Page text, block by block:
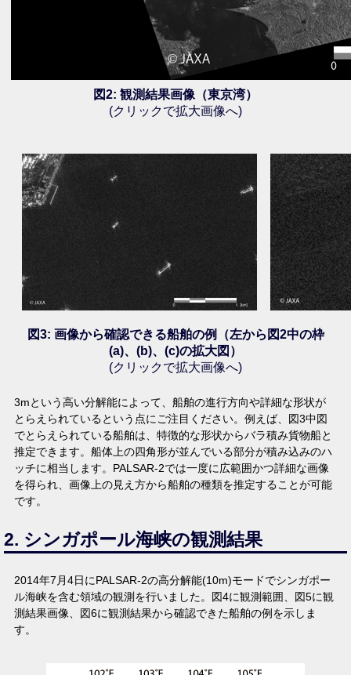
図2: 観測結果画像（東京湾）
(クリックで拡大画像へ)
図3: 画像から確認できる船舶の例（左から図2中の枠
(a)、(b)、(c)の拡大図）
(クリックで拡大画像へ)
3mという高い分解能によって、船舶の進行方向や詳細な形状が
とらえられているという点にご注目ください。例えば、図3中図
でとらえられている船舶は、特徴的な形状からバラ積み貨物船と
推定できます。船体上の四角形が並んでいる部分が積み込みのハ
ッチに相当します。PALSAR-2では一度に広範囲かつ詳細な画像
を得られ、画像上の見え方から船舶の種類を推定することが可能
です。
2. シンガポール海峡の観測結果
2014年7月4日にPALSAR-2の高分解能(10m)モードでシンガポー
ル海峡を含む領域の観測を行いました。図4に観測範囲、図5に観
測結果画像、図6に観測結果から確認できた船舶の例を示しま
す。